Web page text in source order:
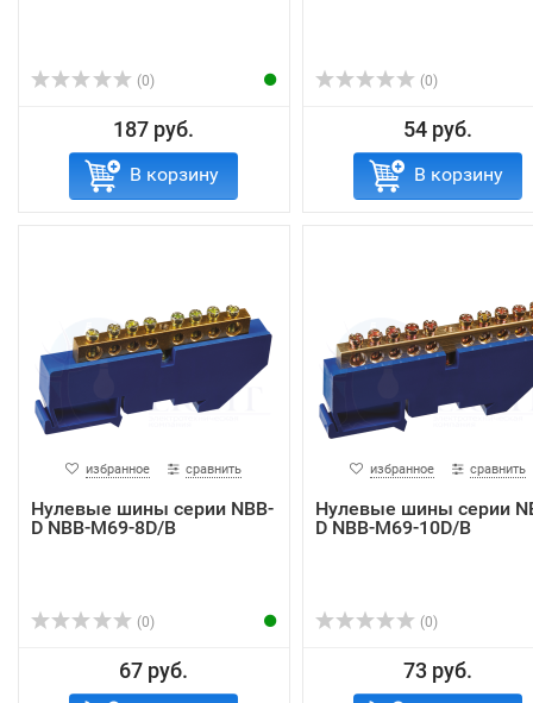
(0)
187 руб.
В корзину
(0)
54 руб.
В корзину
избранное сравнить
Нулевые шины серии NBB-
D NBB-M69-8D/B
(0)
67 руб.
избранное сравнить
Нулевые шины серии
D NBB-M69-10D/B
(0)
73 руб.